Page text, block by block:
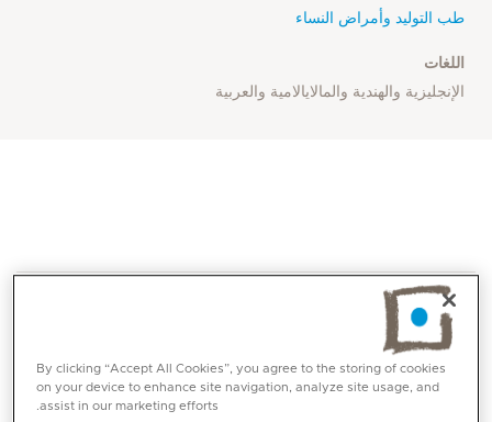
طب التوليد وأمراض النساء
اللغات
الإنجليزية والهندية والمالايالامية والعربية
By clicking “Accept All Cookies”, you agree to the storing of cookies
on your device to enhance site navigation, analyze site usage, and
assist in our marketing efforts.